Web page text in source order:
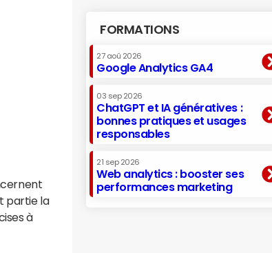
partie la
à
FORMATIONS
27 aoû 2026
Google Analytics GA4
03 sep 2026
ChatGPT et IA génératives :
bonnes pratiques et usages
responsables
21 sep 2026
Web analytics : booster ses
performances marketing